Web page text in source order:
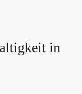
in